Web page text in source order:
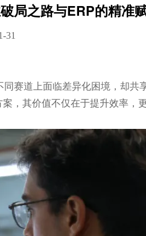
局之路与ERP的精准
31
赛道上面临差异化困境，却
，其价值不仅在于提升效率，